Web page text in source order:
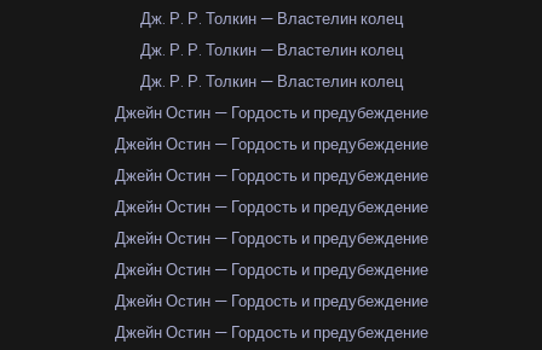
Дж. Р. Р. Толкин — Властелин колец
Дж. Р. Р. Толкин — Властелин колец
Дж. Р. Р. Толкин — Властелин колец
Джейн Остин — Гордость и предубеждение
Джейн Остин — Гордость и предубеждение
Джейн Остин — Гордость и предубеждение
Джейн Остин — Гордость и предубеждение
Джейн Остин — Гордость и предубеждение
Джейн Остин — Гордость и предубеждение
Джейн Остин — Гордость и предубеждение
Джейн Остин — Гордость и предубеждение